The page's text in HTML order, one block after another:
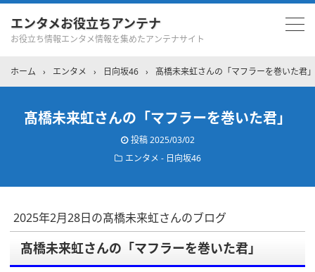
エンタメお役立ちアンテナ
お役立ち情報エンタメ情報を集めたアンテナサイト
ホーム › エンタメ › 日向坂46 › 髙橋未来虹さんの「マフラーを巻いた君」
髙橋未来虹さんの「マフラーを巻いた君」
投稿2025/03/02
エンタメ - 日向坂46
2025年2月28日の髙橋未来虹さんのブログ
髙橋未来虹さんの「マフラーを巻いた君」